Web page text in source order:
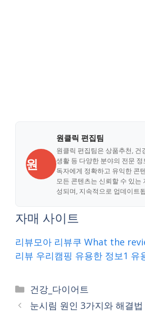
원
원클릭 편집팀
원클릭 편집팀은 상품추천, 건
생활 등 다양한 분야의 전문 정
독자에게 정확하고 유익한 콘
모든 콘텐츠는 신뢰할 수 있는
성되며, 지속적으로 업데이트
자매 사이트
리뷰모아 리뷰쿠 What the
리뷰 우리캠핑 유용한 정보1 유
Categories
건강_다이어트
눈시림 원인 3가지와 해결